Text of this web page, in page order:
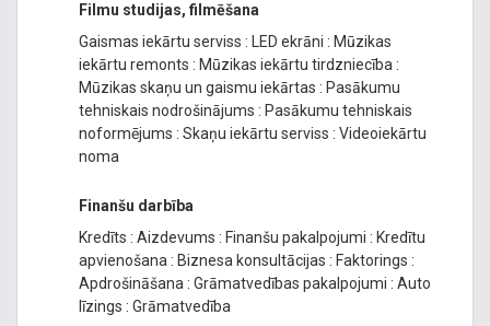
Filmu studijas, filmēšana
Gaismas iekārtu serviss : LED ekrāni : Mūzikas
iekārtu remonts : Mūzikas iekārtu tirdzniecība :
Mūzikas skaņu un gaismu iekārtas : Pasākumu
tehniskais nodrošinājums : Pasākumu tehniskais
noformējums : Skaņu iekārtu serviss : Videoiekārtu
noma
Finanšu darbība
Kredīts : Aizdevums : Finanšu pakalpojumi : Kredītu
apvienošana : Biznesa konsultācijas : Faktorings :
Apdrošināšana : Grāmatvedības pakalpojumi : Auto
līzings : Grāmatvedība